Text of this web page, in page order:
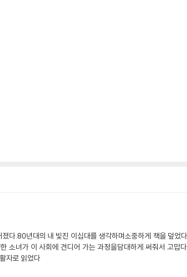
다.80년대의 내 빛진 이십대를 생각하며소중하게 책을 덮었
소녀가 이 사회에 견디어 가는 과정을담대하게 써줘서 고맙
자로 읽었다